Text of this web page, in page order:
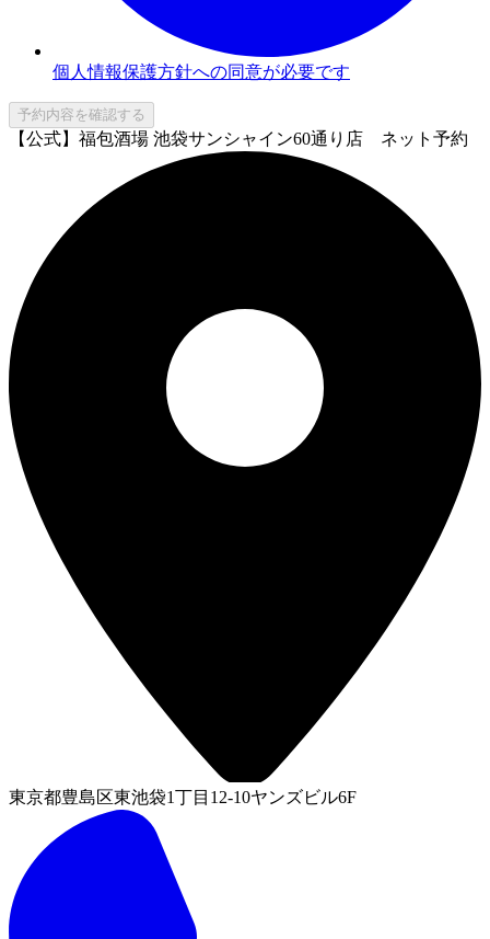
個人情報保護方針への同意が必要です
予約内容を確認する
【公式】福包酒場 池袋サンシャイン60通り店 ネット予約
東京都豊島区東池袋1丁目12-10ヤンズビル6F